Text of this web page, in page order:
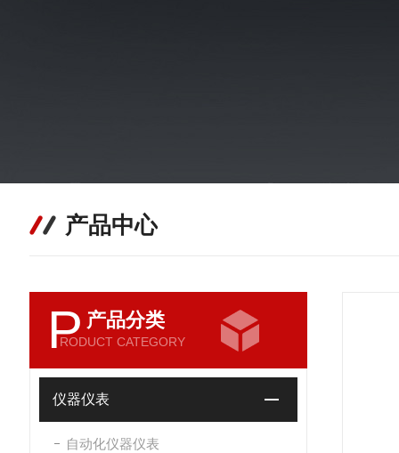
产品中心
P 产品分类
RODUCT CATEGORY
仪器仪表
自动化仪器仪表